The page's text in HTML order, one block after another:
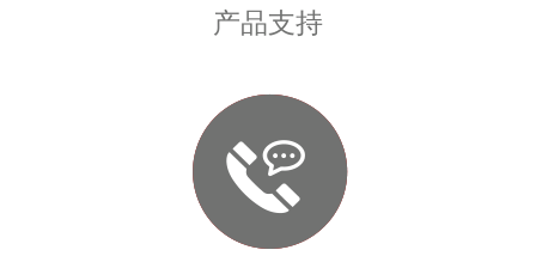
产品支持